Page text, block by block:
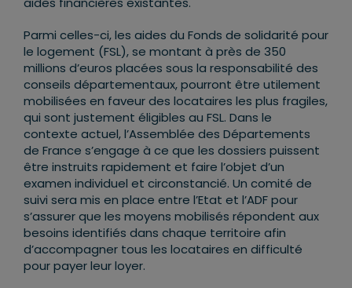
Parmi celles-ci, les aides du Fonds de solidarité pour
le logement (FSL), se montant à près de 350
millions d’euros placées sous la responsabilité des
conseils départementaux, pourront être utilement
mobilisées en faveur des locataires les plus fragiles,
qui sont justement éligibles au FSL. Dans le
contexte actuel, l’Assemblée des Départements
de France s’engage à ce que les dossiers puissent
être instruits rapidement et faire l’objet d’un
examen individuel et circonstancié. Un comité de
suivi sera mis en place entre l’Etat et l’ADF pour
s’assurer que les moyens mobilisés répondent aux
besoins identifiés dans chaque territoire afin
d’accompagner tous les locataires en difficulté
pour payer leur loyer.